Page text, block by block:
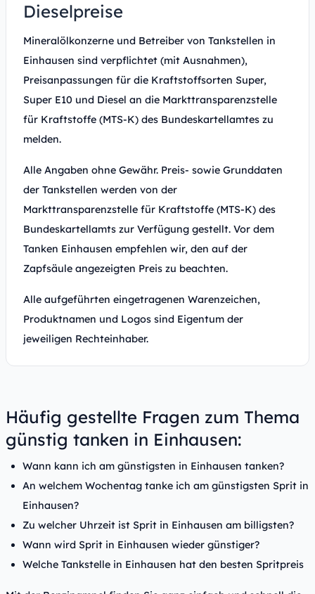
Dieselpreise
Mineralölkonzerne und Betreiber von Tankstellen in
Einhausen sind verpflichtet (mit Ausnahmen),
Preisanpassungen für die Kraftstoffsorten Super,
Super E10 und Diesel an die Markttransparenzstelle
für Kraftstoffe (MTS-K) des Bundeskartellamtes zu
melden.
Alle Angaben ohne Gewähr. Preis- sowie Grunddaten
der Tankstellen werden von der
Markttransparenzstelle für Kraftstoffe (MTS-K) des
Bundeskartellamts zur Verfügung gestellt. Vor dem
Tanken Einhausen empfehlen wir, den auf der
Zapfsäule angezeigten Preis zu beachten.
Alle aufgeführten eingetragenen Warenzeichen,
Produktnamen und Logos sind Eigentum der
jeweiligen Rechteinhaber.
Häufig gestellte Fragen zum Thema
günstig tanken in Einhausen:
Wann kann ich am günstigsten in Einhausen tanken?
An welchem Wochentag tanke ich am günstigsten Sprit in
Einhausen?
Zu welcher Uhrzeit ist Sprit in Einhausen am billigsten?
Wann wird Sprit in Einhausen wieder günstiger?
Welche Tankstelle in Einhausen hat den besten Spritpreis